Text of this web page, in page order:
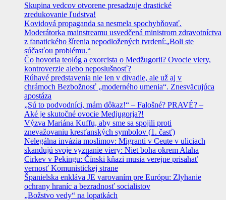
Skupina vedcov otvorene presadzuje drastické
zredukovanie ľudstva!
Kovidová propaganda sa nesmela spochybňovať.
Moderátorka mainstreamu usvedčená ministrom zdravotníctva
z fanatického šírenia nepodložených tvrdení:„Boli ste
súčasťou problému.“
Čo hovoria teológ a exorcista o Medžugorii? Ovocie viery,
kontroverzie alebo neposlušnosť?
Rúhavé predstavenia nie len v divadle, ale už aj v
chrámoch Bezbožnosť „moderného umenia“. Znesväcujúca
apostáza
„Sú to podvodníci, mám dôkaz!“ – Falošné? PRAVÉ? –
Aké je skutočné ovocie Medjugorja?!
Výzva Mariána Kuffu, aby sme sa spojili proti
znevažovaniu kresťanských symbolov (1. časť)
Nelegálna invázia moslimov: Migranti v Ceute v uliciach
skandujú svoje vyznanie viery: Niet boha okrem Alaha
Cirkev v Pekingu: Čínski kňazi musia verejne prisahať
vernosť Komunistickej strane
Španielska enkláva JE varovaním pre Európu: Zlyhanie
ochrany hraníc a bezradnosť socialistov
„Božstvo vedy“ na lopatkách